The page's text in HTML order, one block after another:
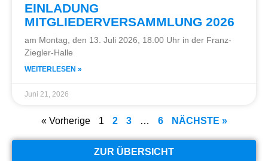
EINLADUNG
MITGLIEDERVERSAMMLUNG 2026
am Montag, den 13. Juli 2026, 18.00 Uhr in der Franz-
Ziegler-Halle
WEITERLESEN »
Juni 21, 2026
« Vorherige 1 2 3 … 6 NÄCHSTE »
ZUR ÜBERSICHT